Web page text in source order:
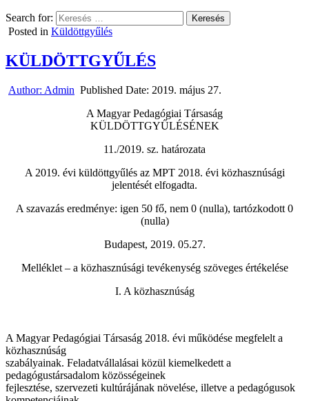
Search for:
Posted in Küldöttgyűlés
KÜLDÖTTGYŰLÉS
Author: Admin Published Date: 2019. május 27.
A Magyar Pedagógiai Társaság
KÜLDÖTTGYŰLÉSÉNEK
11./2019. sz. határozata
A 2019. évi küldöttgyűlés az MPT 2018. évi közhasznúsági
jelentését elfogadta.
A szavazás eredménye: igen 50 fő, nem 0 (nulla), tartózkodott 0
(nulla)
Budapest, 2019. 05.27.
Melléklet – a közhasznúsági tevékenység szöveges értékelése
I. A közhasznúság
A Magyar Pedagógiai Társaság 2018. évi működése megfelelt a
közhasznúság
szabályainak. Feladatvállalásai közül kiemelkedett a
pedagógustársadalom közösségeinek
fejlesztése, szervezeti kultúrájának növelése, illetve a pedagógusok